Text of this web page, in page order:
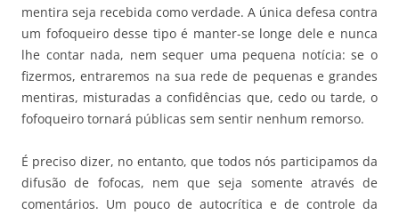
mentira seja recebida como verdade. A única defesa contra
um fofoqueiro desse tipo é manter-se longe dele e nunca
lhe contar nada, nem sequer uma pequena notícia: se o
fizermos, entraremos na sua rede de pequenas e grandes
mentiras, misturadas a confidências que, cedo ou tarde, o
fofoqueiro tornará públicas sem sentir nenhum remorso.
É preciso dizer, no entanto, que todos nós participamos da
difusão de fofocas, nem que seja somente através de
comentários. Um pouco de autocrítica e de controle da